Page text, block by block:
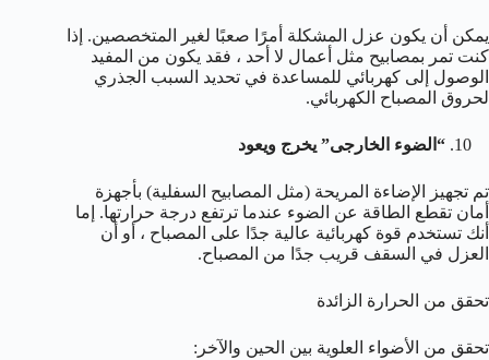
يمكن أن يكون عزل المشكلة أمرًا صعبًا لغير المتخصصين. إذا
كنت تمر بمصابيح مثل أعمال لا أحد ، فقد يكون من المفيد
الوصول إلى كهربائي للمساعدة في تحديد السبب الجذري
لحروق المصباح الكهربائي.
“الضوء الخارجى” يخرج ويعود
تم تجهيز الإضاءة المريحة (مثل المصابيح السفلية) بأجهزة
أمان تقطع الطاقة عن الضوء عندما ترتفع درجة حرارتها. إما
أنك تستخدم قوة كهربائية عالية جدًا على المصباح ، أو أن
العزل في السقف قريب جدًا من المصباح.
تحقق من الحرارة الزائدة
تحقق من الأضواء العلوية بين الحين والآخر: